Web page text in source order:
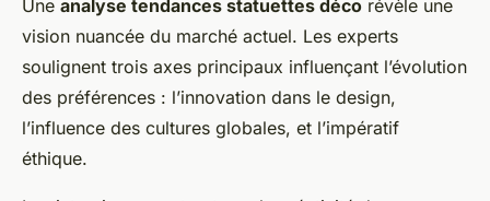
Une analyse tendances statuettes déco révèle une
vision nuancée du marché actuel. Les experts
soulignent trois axes principaux influençant l’évolution
des préférences : l’innovation dans le design,
l’influence des cultures globales, et l’impératif
éthique.